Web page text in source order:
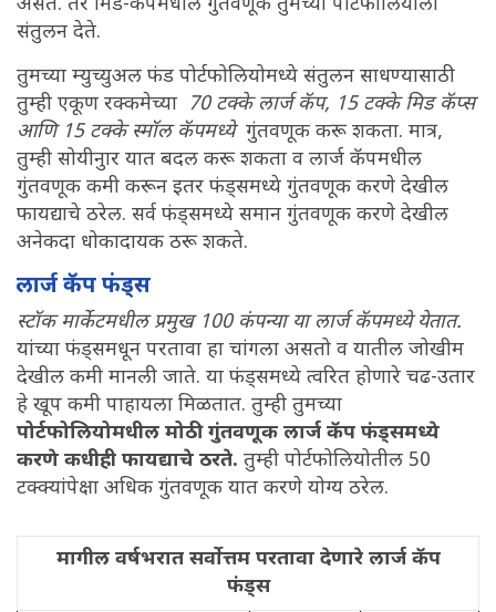
संतुलन देते.
तुमच्या म्युच्युअल फंड पोर्टफोलियोमध्ये संतुलन साधण्यासाठी
तुम्ही एकूण रक्कमेच्या 70 टक्के लार्ज कॅप, 15 टक्के मिड कॅप्स
आणि 15 टक्के स्मॉल कॅपमध्येगुंतवणूक करू शकता. मात्र,
तुम्ही सोयीनुार यात बदल करू शकता व लार्ज कॅपमधील
गुंतवणूक कमी करून इतर फंड्समध्ये गुंतवणूक करणे देखील
फायद्याचे ठरेल. सर्व फंड्समध्ये समान गुंतवणूक करणे देखील
अनेकदा धोकादायक ठरू शकते.
लार्ज कॅप फंड्स
स्टॉक मार्केटमधील प्रमुख 100 कंपन्या या लार्ज कॅपमध्ये येतात.
यांच्या फंड्समधून परतावा हा चांगला असतो व यातील जोखीम
देखील कमी मानली जाते. या फंड्समध्ये त्वरित होणारे चढ-उतार
हे खूप कमी पाहायला मिळतात. तुम्ही तुमच्या
पोर्टफोलियोमधील मोठी गुंतवणूक लार्ज कॅप फंड्समध्ये
करणे कधीही फायद्याचे ठरते. तुम्ही पोर्टफोलियोतील 50
टक्क्यांपेक्षा अधिक गुंतवणूक यात करणे योग्य ठरेल.
मागील वर्षभरात सर्वोत्तम परतावा देणारे लार्ज कॅप
फंड्स